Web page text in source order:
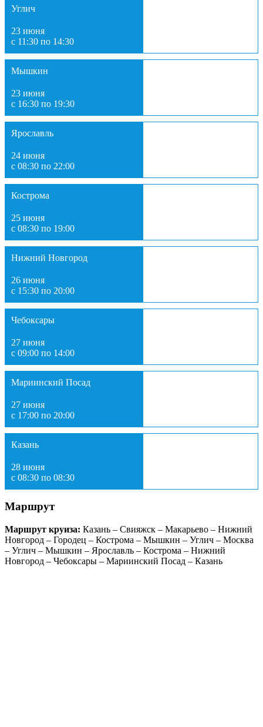
Углич
23 июня
с 11:30 по 14:30
Мышкин
23 июня
с 16:30 по 19:30
Ярославль
24 июня
с 08:30 по 22:00
Кострома
25 июня
с 08:30 по 19:00
Нижний Новгород
26 июня
с 15:30 по 20:00
Чебоксары
27 июня
с 09:00 по 14:00
Мариинский Посад
27 июня
с 17:00 по 20:00
Казань
28 июня
с 08:30 по 08:30
Маршрут
Маршрут круиза: Казань – Свияжск – Макарьево – Нижний
Новгород – Городец – Кострома – Мышкин – Углич – Москва
– Углич – Мышкин – Ярославль – Кострома – Нижний
Новгород – Чебоксары – Мариинский Посад – Казань